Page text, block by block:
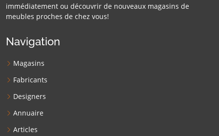
immédiatement ou découvrir de nouveaux magasins de
meubles proches de chez vous!
Navigation
Magasins
Fabricants
Designers
Annuaire
Articles